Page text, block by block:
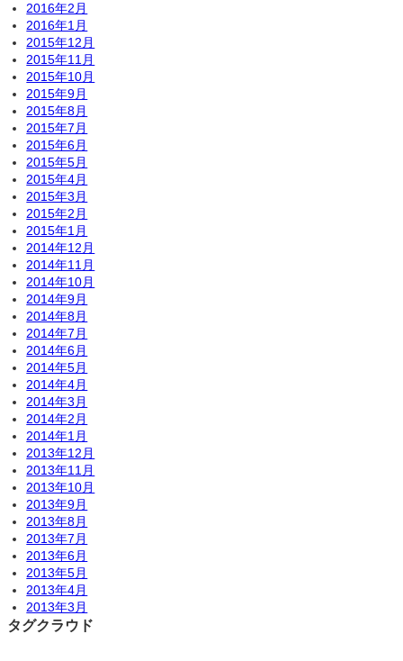
2016年2月
2016年1月
2015年12月
2015年11月
2015年10月
2015年9月
2015年8月
2015年7月
2015年6月
2015年5月
2015年4月
2015年3月
2015年2月
2015年1月
2014年12月
2014年11月
2014年10月
2014年9月
2014年8月
2014年7月
2014年6月
2014年5月
2014年4月
2014年3月
2014年2月
2014年1月
2013年12月
2013年11月
2013年10月
2013年9月
2013年8月
2013年7月
2013年6月
2013年5月
2013年4月
2013年3月
タグクラウド